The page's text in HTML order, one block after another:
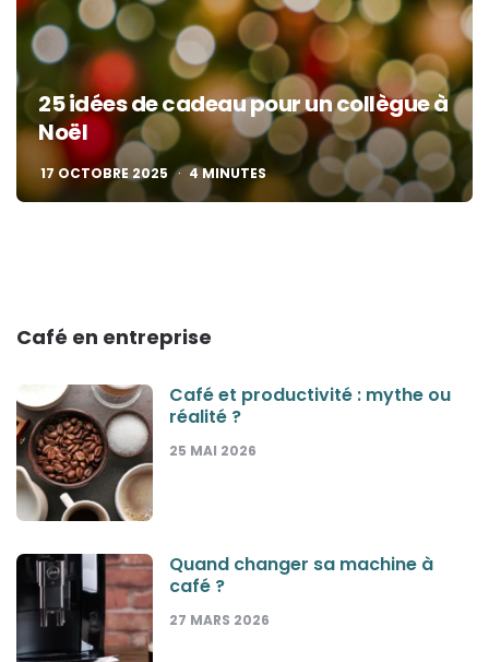
25 idées de cadeau pour un collègue à
Noël
17 OCTOBRE 2025 4MINUTES
Café en entreprise
Café et productivité : mythe ou
réalité ?
25 MAI 2026
Quand changer sa machine à
café ?
27 MARS 2026